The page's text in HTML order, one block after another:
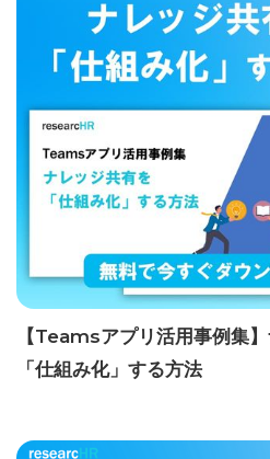
【Teamsアプリ活用事例集
「仕組み化」する方法